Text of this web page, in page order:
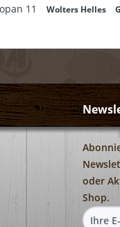
11 Wolters Helles
oder
Shop.